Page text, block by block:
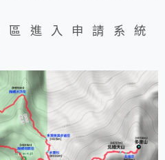
區進入申請系統